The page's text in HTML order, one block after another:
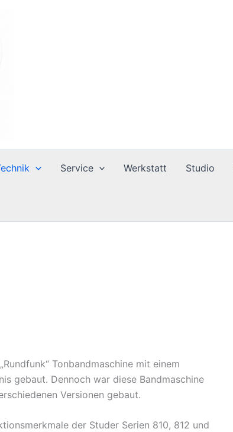
Service Werkstatt Studio
Tonbandmaschine mit einem
gebaut. Dennoch war diese Bandmaschine
Versionen gebaut.
der Studer Serien 810, 812 und